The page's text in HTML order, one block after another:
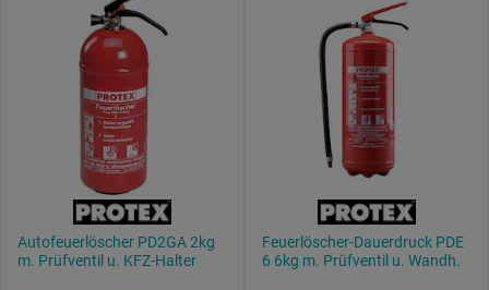
Autofeuerlöscher PD2GA 2kg
m. Prüfventil u. KFZ-Halter
Feuerlöscher-Dauerdruck PDE
6 6kg m. Prüfventil u. Wandh.